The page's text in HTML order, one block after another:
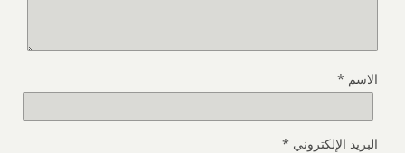
الاسم *
البريد الإلكتروني *